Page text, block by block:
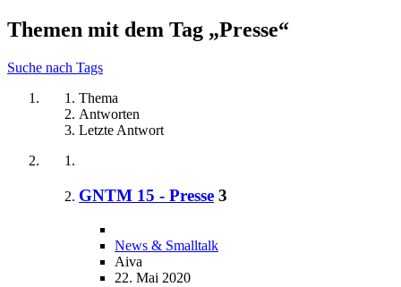
Themen mit dem Tag „Presse“
Suche nach Tags
Thema
Antworten
Letzte Antwort
GNTM 15 - Presse 3
News & Smalltalk
Aiva
22. Mai 2020